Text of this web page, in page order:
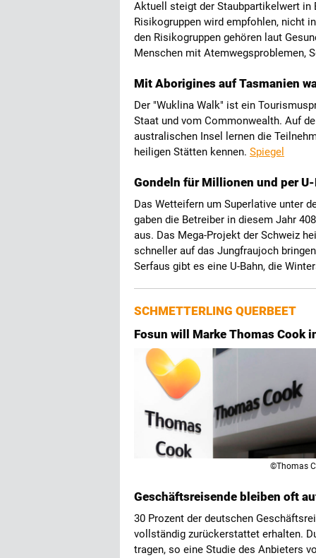
Aktuell steigt der Staubpartikelwert in
Risikogruppen wird empfohlen, nicht
den Risikogruppen gehören laut
Menschen mit Atemwegsproblemen,
Mit Aborigines auf Tasmanien
Der "Wuklina Walk" ist ein
Staat und vom Commonwealth. Auf
australischen Insel lernen die
heiligen Stätten kennen. Spiegel
Gondeln für Millionen und per
Das Wetteifern um Superlative unter
gaben die Betreiber in diesem Jahr
aus. Das Mega-Projekt der Schweiz
schneller auf das Jungfraujoch
Serfaus gibt es eine U-Bahn, die
SCHMETTERLING QUERBEET
Fosun will Marke Thomas Cook
©Thomas
Geschäftsreisende bleiben oft
30 Prozent der deutschen
vollständig zurückerstattet erhalten.
tragen, so eine Studie des Anbieters